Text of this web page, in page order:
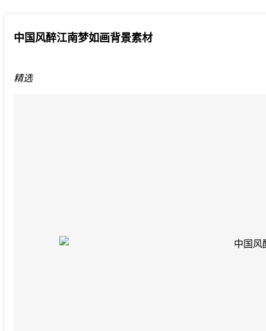
中国风醉江南梦如画背景素材
精选